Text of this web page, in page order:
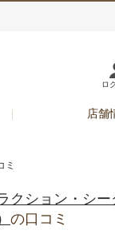
ロ
店舗
ミ
クション・シー
の口コミ